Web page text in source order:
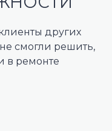
других
смогли решить,
в ремонте